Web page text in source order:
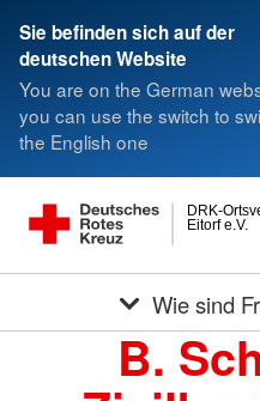
Sie befinden sich auf der
deutschen Website
You are on the German
you can use the switch to
the English one
Eitorf e.V.
DRK-
Wie sind
B.